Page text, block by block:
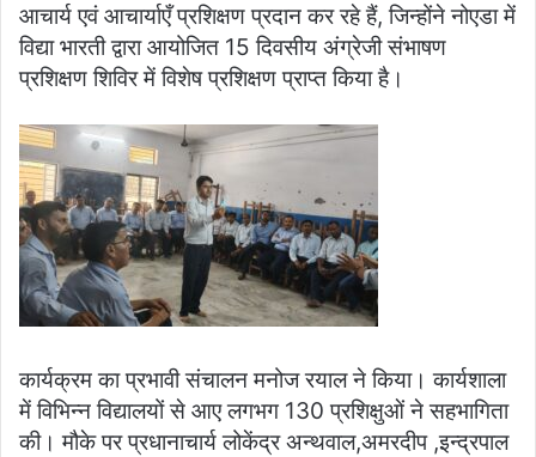
आचार्य एवं आचार्याएँ प्रशिक्षण प्रदान कर रहे हैं, जिन्होंने नोएडा में
विद्या भारती द्वारा आयोजित 15 दिवसीय अंग्रेजी संभाषण
प्रशिक्षण शिविर में विशेष प्रशिक्षण प्राप्त किया है।
कार्यक्रम का प्रभावी संचालन मनोज रयाल ने किया। कार्यशाला
में विभिन्न विद्यालयों से आए लगभग 130 प्रशिक्षुओं ने सहभागिता
की। मौके पर प्रधानाचार्य लोकेंद्र अन्थवाल,अमरदीप ,इन्द्रपाल